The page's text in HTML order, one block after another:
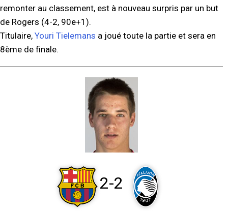
remonter au classement, est à nouveau surpris par un but
de Rogers (4-2, 90e+1).
Titulaire, Youri Tielemans a joué toute la partie et sera en
8ème de finale.
2-2